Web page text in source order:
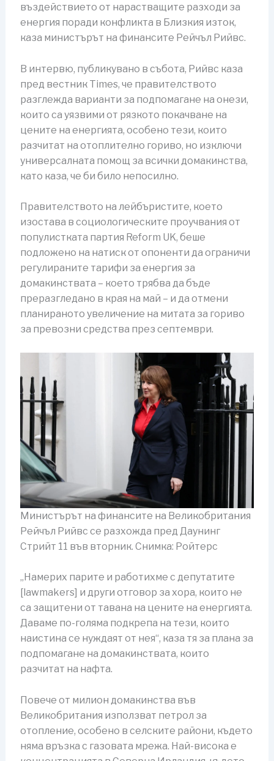
въздействието от нарастващите разходи за
енергия поради конфликта в Близкия изток,
каза министърът на финансите Рейчъл Рийвс.
В интервю, публикувано в събота, Рийвс каза
пред вестник Times, че правителството
разглежда варианти за подпомагане на онези,
които са уязвими от рязкото покачване на
цените на енергията, особено тези, които
разчитат на отоплително гориво, но изключи
универсалната помощ за всички домакинства,
като каза, че би било непосилно.
Правителството на лейбъристите, което
изостава в социологическите проучвания от
популистката партия Reform UK, беше
подложено на натиск от опоненти да ограничи
регулираните тарифи за енергия за
домакинствата – което трябва да бъде
преразгледано в края на май – и да отмени
планираното увеличение на митата за гориво
за превозни средства през септември.
Министърът на финансите на Великобритания
Рейчъл Рийвс се разхожда пред Даунинг
Стрийт 11 във вторник. Снимка: Ройтерс
„Намерих парите и работихме с депутатите
[lawmakers] и други отговор за хора, които не
са защитени от тавана на цените на енергията.
Даваме по-голяма подкрепа на тези, които
наистина се нуждаят от нея“, каза тя за плана за
подпомагане на домакинствата, които
разчитат на нафта.
Повече от милион домакинства във
Великобритания използват петрол за
отопление, особено в селските райони, където
няма връзка с газовата мрежа. Най-висока е